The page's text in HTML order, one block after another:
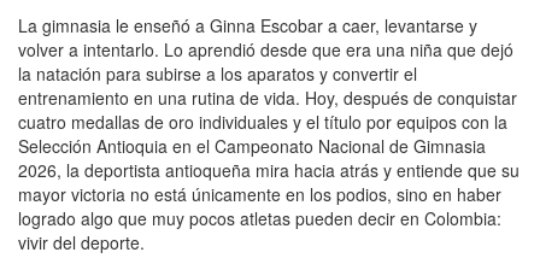
La gimnasia le enseñó a Ginna Escobar a caer, levantarse y
volver a intentarlo. Lo aprendió desde que era una niña que dejó
la natación para subirse a los aparatos y convertir el
entrenamiento en una rutina de vida. Hoy, después de conquistar
cuatro medallas de oro individuales y el título por equipos con la
Selección Antioquia en el Campeonato Nacional de Gimnasia
2026, la deportista antioqueña mira hacia atrás y entiende que su
mayor victoria no está únicamente en los podios, sino en haber
logrado algo que muy pocos atletas pueden decir en Colombia:
vivir del deporte.